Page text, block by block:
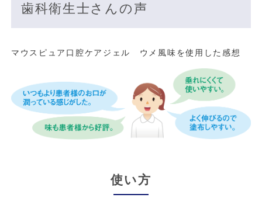
歯科衛生士さんの声
マウスピュア口腔ケアジェル ウメ風味を使用した感想
使い方